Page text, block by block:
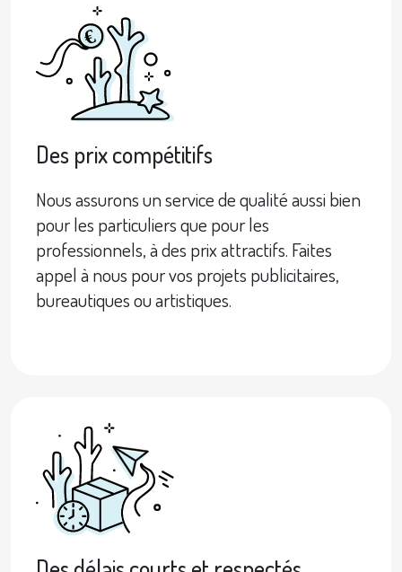
Des prix compétitifs
Nous assurons un service de qualité aussi bien
pour les particuliers que pour les
professionnels, à des prix attractifs. Faites
appel à nous pour vos projets publicitaires,
bureautiques ou artistiques.